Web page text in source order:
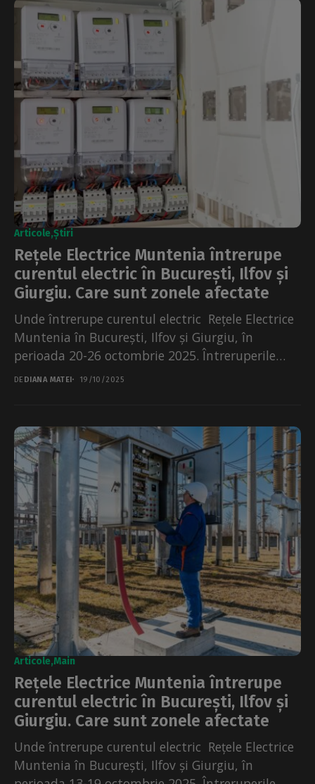
Articole Știri
Rețele Electrice Muntenia întrerupe
curentul electric în București, Ilfov și
Giurgiu. Care sunt zonele afectate
Unde întrerupe curentul electric Rețele Electrice
Muntenia în București, Ilfov și Giurgiu, în
perioada 20-26 octombrie 2025. Întreruperile
sunt necesare pentru lucrări de reparații,
DE DIANA MATEI 19/10/2025
Articole Main
Rețele Electrice Muntenia întrerupe
curentul electric în București, Ilfov și
Giurgiu. Care sunt zonele afectate
Unde întrerupe curentul electric Rețele Electrice
Muntenia în București, Ilfov și Giurgiu, în